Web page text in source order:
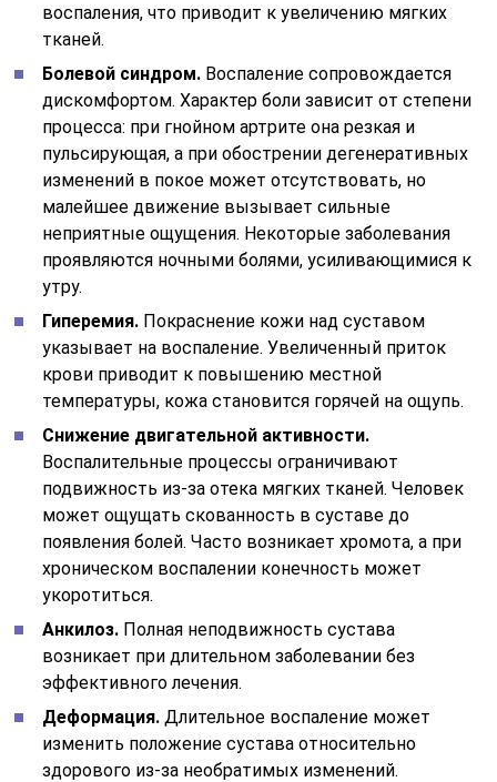
воспаления, что приводит к увеличению мягких
тканей.
Болевой синдром. Воспаление сопровождается
дискомфортом. Характер боли зависит от степени
процесса: при гнойном артрите она резкая и
пульсирующая, а при обострении дегенеративных
изменений в покое может отсутствовать, но
малейшее движение вызывает сильные
неприятные ощущения. Некоторые заболевания
проявляются ночными болями, усиливающимися к
утру.
Гиперемия. Покраснение кожи над суставом
указывает на воспаление. Увеличенный приток
крови приводит к повышению местной
температуры, кожа становится горячей на ощупь.
Снижение двигательной активности.
Воспалительные процессы ограничивают
подвижность из-за отека мягких тканей. Человек
может ощущать скованность в суставе до
появления болей. Часто возникает хромота, а при
хроническом воспалении конечность может
укоротиться.
Анкилоз. Полная неподвижность сустава
возникает при длительном заболевании без
эффективного лечения.
Деформация. Длительное воспаление может
изменить положение сустава относительно
здорового из-за необратимых изменений.